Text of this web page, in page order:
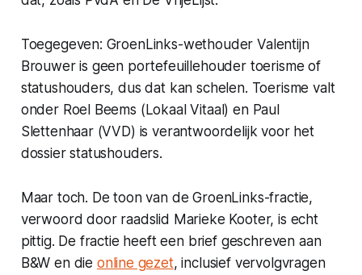
Toegegeven: GroenLinks-wethouder Valentijn
Brouwer is geen portefeuillehouder toerisme of
statushouders, dus dat kan schelen. Toerisme valt
onder Roel Beems (Lokaal Vitaal) en Paul
Slettenhaar (VVD) is verantwoordelijk voor het
dossier statushouders.
Maar toch. De toon van de GroenLinks-fractie,
verwoord door raadslid Marieke Kooter, is echt
pittig. De fractie heeft een brief geschreven aan
B&W en die online gezet, inclusief vervolgvragen